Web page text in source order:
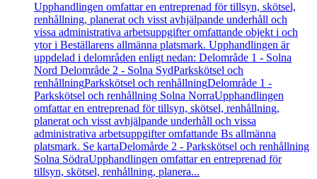
Upphandlingen omfattar en entreprenad för tillsyn, skötsel,
renhållning, planerat och visst avhjälpande underhåll och
vissa administrativa arbetsuppgifter omfattande objekt i och
ytor i Beställarens allmänna platsmark. Upphandlingen är
uppdelad i delområden enligt nedan: Delområde 1 - Solna
Nord Delområde 2 - Solna SydParkskötsel och
renhållningParkskötsel och renhållningDelområde 1 -
Parkskötsel och renhållning Solna NorraUpphandlingen
omfattar en entreprenad för tillsyn, skötsel, renhållning,
planerat och visst avhjälpande underhåll och vissa
administrativa arbetsuppgifter omfattande Bs allmänna
platsmark. Se kartaDelomårde 2 - Parkskötsel och renhållning
Solna SödraUpphandlingen omfattar en entreprenad för
tillsyn, skötsel, renhållning, planera...